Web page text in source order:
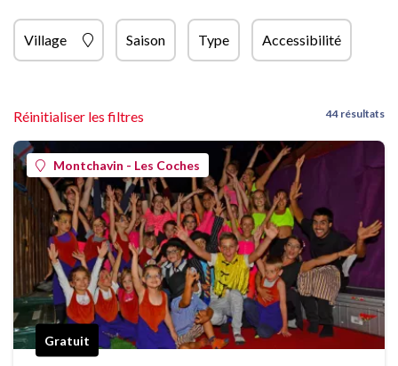
Village Saison Type Accessibilité
Réinitialiser les filtres 44 résultats
Montchavin - Les Coches
Gratuit